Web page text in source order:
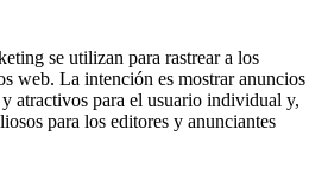
se utilizan para rastrear a los
web. La intención es mostrar anuncios
y atractivos para el usuario individual y,
para los editores y anunciantes